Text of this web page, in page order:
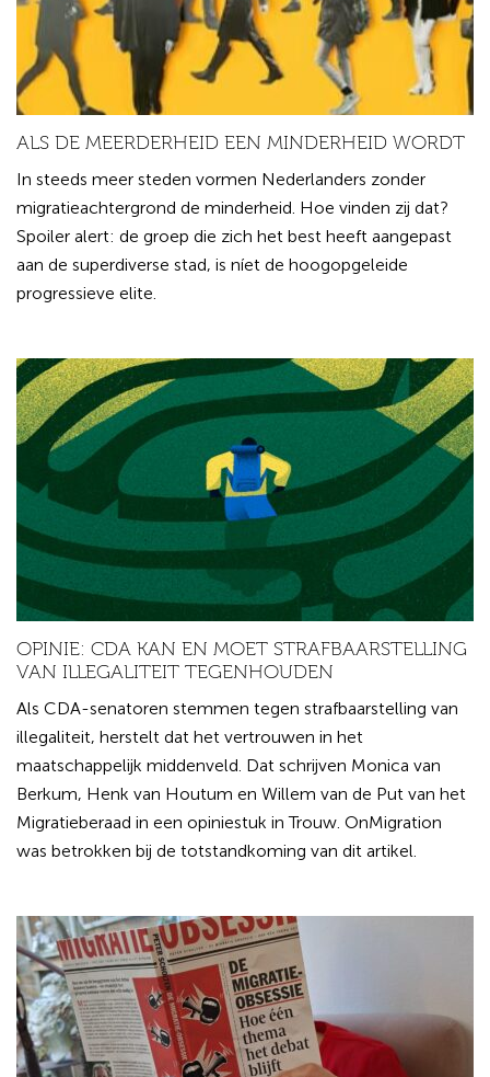
ALS DE MEERDERHEID EEN MINDERHEID WORDT
In steeds meer steden vormen Nederlanders zonder
migratieachtergrond de minderheid. Hoe vinden zij dat?
Spoiler alert: de groep die zich het best heeft aangepast
aan de superdiverse stad, is níet de hoogopgeleide
progressieve elite.
OPINIE: CDA KAN EN MOET STRAFBAARSTELLING
VAN ILLEGALITEIT TEGENHOUDEN
Als CDA-senatoren stemmen tegen strafbaarstelling van
illegaliteit, herstelt dat het vertrouwen in het
maatschappelijk middenveld. Dat schrijven Monica van
Berkum, Henk van Houtum en Willem van de Put van het
Migratieberaad in een opiniestuk in Trouw. OnMigration
was betrokken bij de totstandkoming van dit artikel.